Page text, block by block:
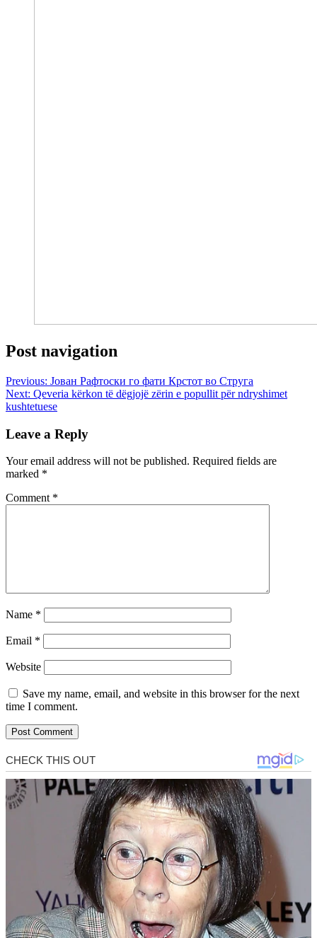
Post navigation
Previous: Јован Рафтоски го фати Крстот во Струга
Next: Qeveria kërkon të dëgjojë zërin e popullit për ndryshimet
kushtetuese
Leave a Reply
Your email address will not be published. Required fields are
marked *
Comment *
Name *
Email *
Website
Save my name, email, and website in this browser for the next
time I comment.